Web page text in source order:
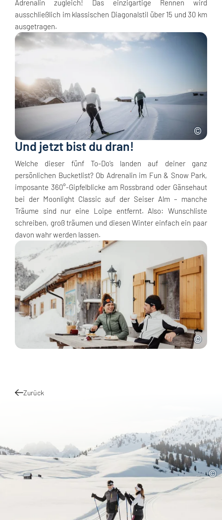
Adrenalin zugleich! Das einzigartige Rennen wird
ausschließlich im klassischen Diagonalstil über 15 und 30 km
ausgetragen.
Und jetzt bist du dran!
Welche dieser fünf To-Do’s landen auf deiner ganz
persönlichen Bucketlist? Ob Adrenalin im Fun & Snow Park,
imposante 360°-Gipfelblicke am Rossbrand oder Gänsehaut
bei der Moonlight Classic auf der Seiser Alm – manche
Träume sind nur eine Loipe entfernt. Also: Wunschliste
schreiben, groß träumen und diesen Winter einfach ein paar
davon wahr werden lassen.
Zurück